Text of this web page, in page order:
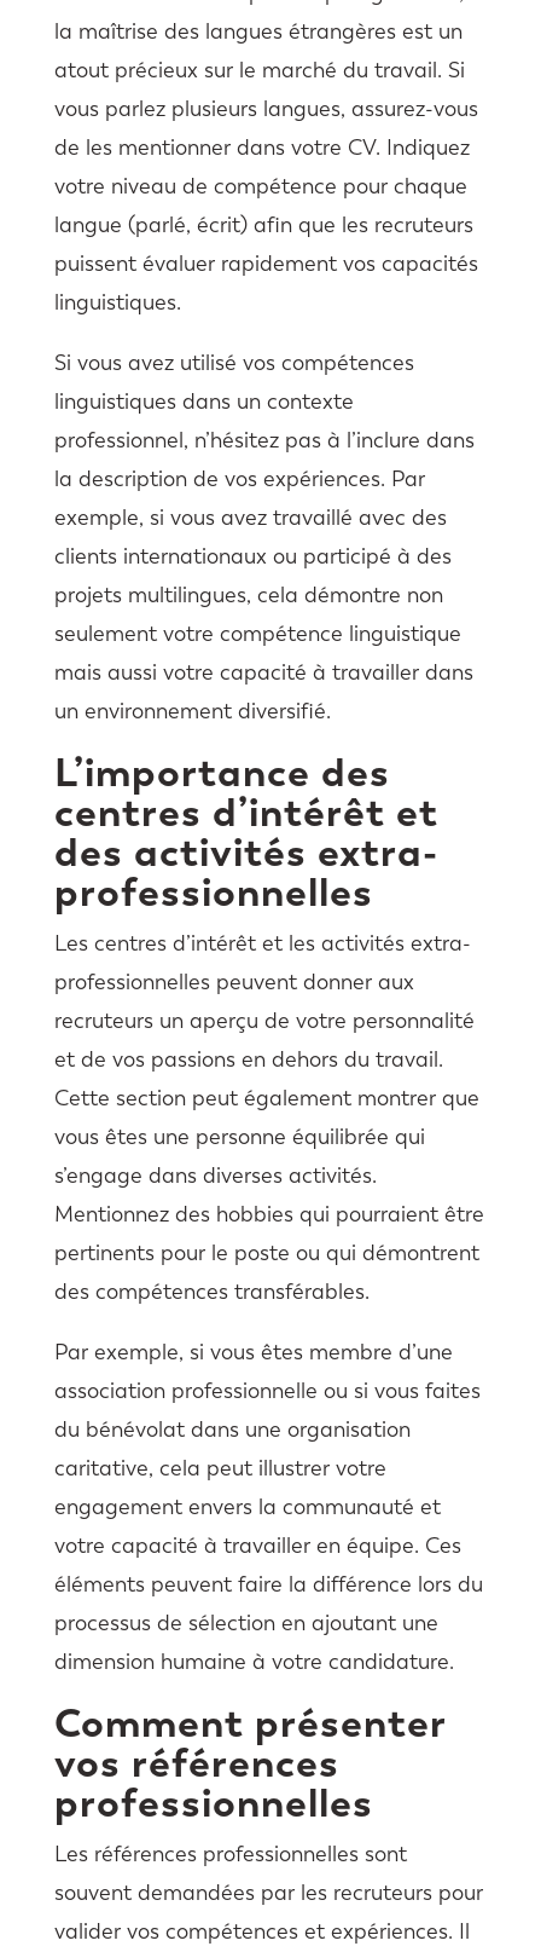
la maîtrise des langues étrangères est un
atout précieux sur le marché du travail. Si
vous parlez plusieurs langues, assurez-vous
de les mentionner dans votre CV. Indiquez
votre niveau de compétence pour chaque
langue (parlé, écrit) afin que les recruteurs
puissent évaluer rapidement vos capacités
linguistiques.
Si vous avez utilisé vos compétences
linguistiques dans un contexte
professionnel, n’hésitez pas à l’inclure dans
la description de vos expériences. Par
exemple, si vous avez travaillé avec des
clients internationaux ou participé à des
projets multilingues, cela démontre non
seulement votre compétence linguistique
mais aussi votre capacité à travailler dans
un environnement diversifié.
L’importance des
centres d’intérêt et
des activités extra-
professionnelles
Les centres d’intérêt et les activités extra-
professionnelles peuvent donner aux
recruteurs un aperçu de votre personnalité
et de vos passions en dehors du travail.
Cette section peut également montrer que
vous êtes une personne équilibrée qui
s’engage dans diverses activités.
Mentionnez des hobbies qui pourraient être
pertinents pour le poste ou qui démontrent
des compétences transférables.
Par exemple, si vous êtes membre d’une
association professionnelle ou si vous faites
du bénévolat dans une organisation
caritative, cela peut illustrer votre
engagement envers la communauté et
votre capacité à travailler en équipe. Ces
éléments peuvent faire la différence lors du
processus de sélection en ajoutant une
dimension humaine à votre candidature.
Comment présenter
vos références
professionnelles
Les références professionnelles sont
souvent demandées par les recruteurs pour
valider vos compétences et expériences. Il